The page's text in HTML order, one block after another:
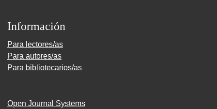
Información
Para lectores/as
Para autores/as
Para bibliotecarios/as
Open Journal Systems